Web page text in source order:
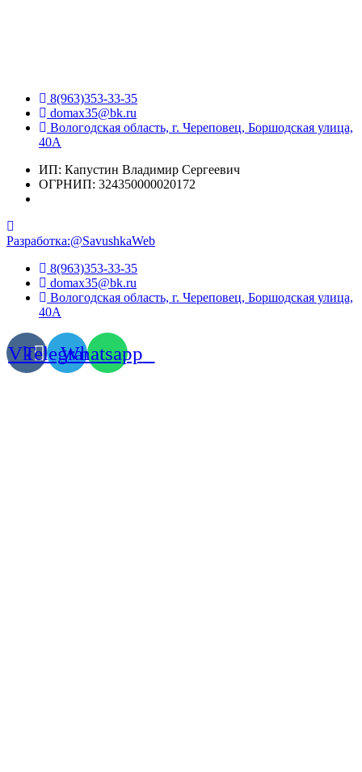
8(963)353-33-35
domax35@bk.ru
Вологодская область, г. Череповец, Боршодская улица,
40А
ИП: Капустин Владимир Сергеевич
ОГРНИП: 324350000020172
Разработка:@SavushkaWeb
8(963)353-33-35
domax35@bk.ru
Вологодская область, г. Череповец, Боршодская улица,
40А
VkTelegramWhatsapp